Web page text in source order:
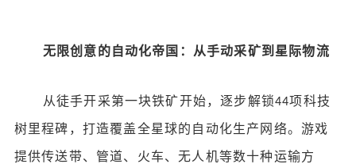
无限创意的自动化帝国：从手动采矿到星际物流
从徒手开采第一块铁矿开始，逐步解锁44项科技
树里程碑，打造覆盖全星球的自动化生产网络。游戏
提供传送带、管道、火车、无人机等数十种运输方